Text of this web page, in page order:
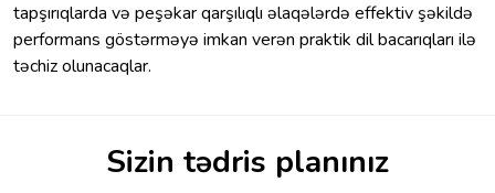
tapşırıqlarda və peşəkar qarşılıqlı əlaqələrdə effektiv şəkildə
performans göstərməyə imkan verən praktik dil bacarıqları ilə
təchiz olunacaqlar.
Sizin tədris planınız